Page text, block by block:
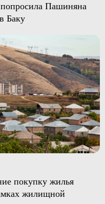
Пашиняна
Баку
покупку жилья
жилищной